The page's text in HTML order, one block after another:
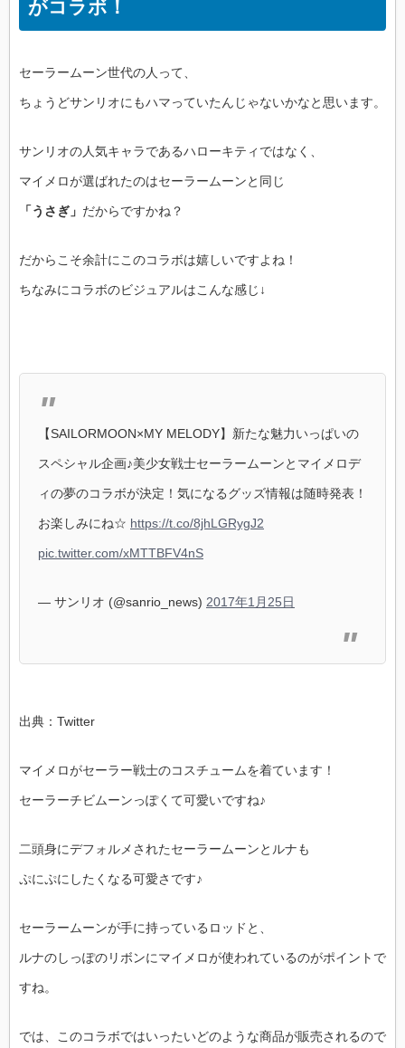
がコラボ！
セーラームーン世代の人って、
ちょうどサンリオにもハマっていたんじゃないかなと思います。
サンリオの人気キャラであるハローキティではなく、
マイメロが選ばれたのはセーラームーンと同じ
「うさぎ」 だからですかね？
だからこそ余計にこのコラボは嬉しいですよね！
ちなみにコラボのビジュアルはこんな感じ↓
【SAILORMOON×MY MELODY】新たな魅力いっぱいの
スペシャル企画♪美少女戦士セーラームーンとマイメロデ
ィの夢のコラボが決定！気になるグッズ情報は随時発表！
お楽しみにね☆ https://t.co/8jhLGRygJ2
pic.twitter.com/xMTTBFV4nS
— サンリオ (@sanrio_news) 2017年1月25日
出典：Twitter
マイメロがセーラー戦士のコスチュームを着ています！
セーラーチビムーンっぽくて可愛いですね♪
二頭身にデフォルメされたセーラームーンとルナも
ぷにぷにしたくなる可愛さです♪
セーラームーンが手に持っているロッドと、
ルナのしっぽのリボンにマイメロが使われているのがポイントで
すね。
では、このコラボではいったいどのような商品が販売されるので